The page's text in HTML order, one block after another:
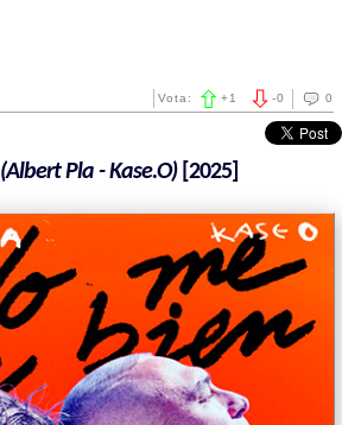
0
-0
Vota: +1
(Albert Pla - Kase.O)[2025]